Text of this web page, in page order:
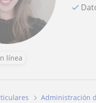
línea
Administración